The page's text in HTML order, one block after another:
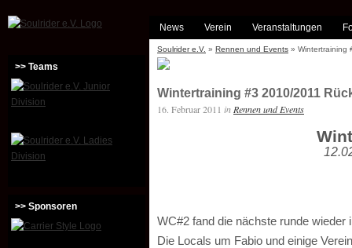
>> Teams
>> Sponsoren
News Verein Veranstaltungen
Soulrider e.V. » Rennen und Events » Wintertraining
Wintertraining #3 2010/2011
16. Februar 2011 in Rennen und Events
WC#2 fand die nächste runde
Die Locals um Fabio und einige